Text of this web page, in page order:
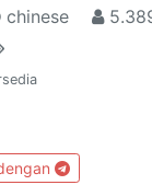
chinese